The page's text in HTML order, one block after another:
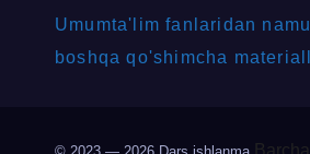
Umumta'lim fanlaridan
boshqa qo'shimcha